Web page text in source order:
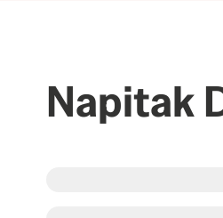
Napitak